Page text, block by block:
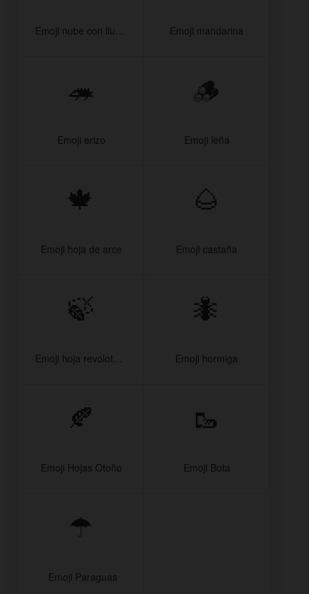
Emoji nube con lluvia Emoji mandarina
🦔
Emoji erizo
🪵
Emoji leña
🍁
Emoji hoja de arce
🌰
Emoji castaña
🍃
Emoji hoja revoloteando al viento
🐜
Emoji hormiga
🍂
Emoji Hojas Otoño
🥾
Emoji Bota
☂
️ Emoji Paraguas